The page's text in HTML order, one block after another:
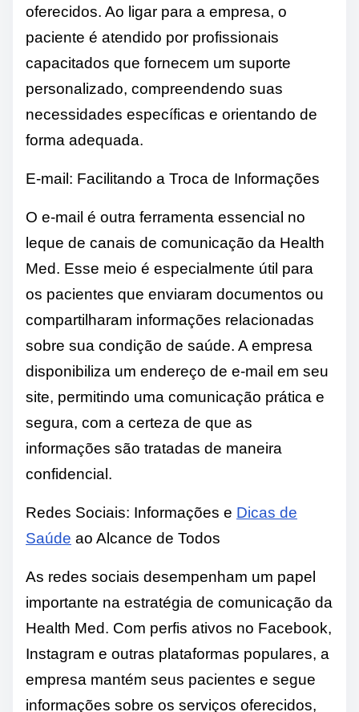
oferecidos. Ao ligar para a empresa, o
paciente é atendido por profissionais
capacitados que fornecem um suporte
personalizado, compreendendo suas
necessidades específicas e orientando de
forma adequada.
E-mail: Facilitando a Troca de Informações
O e-mail é outra ferramenta essencial no
leque de canais de comunicação da Health
Med. Esse meio é especialmente útil para
os pacientes que enviaram documentos ou
compartilharam informações relacionadas
sobre sua condição de saúde. A empresa
disponibiliza um endereço de e-mail em seu
site, permitindo uma comunicação prática e
segura, com a certeza de que as
informações são tratadas de maneira
confidencial.
Redes Sociais: Informações e Dicas de
Saúde ao Alcance de Todos
As redes sociais desempenham um papel
importante na estratégia de comunicação da
Health Med. Com perfis ativos no Facebook,
Instagram e outras plataformas populares, a
empresa mantém seus pacientes e segue
informações sobre os serviços oferecidos,